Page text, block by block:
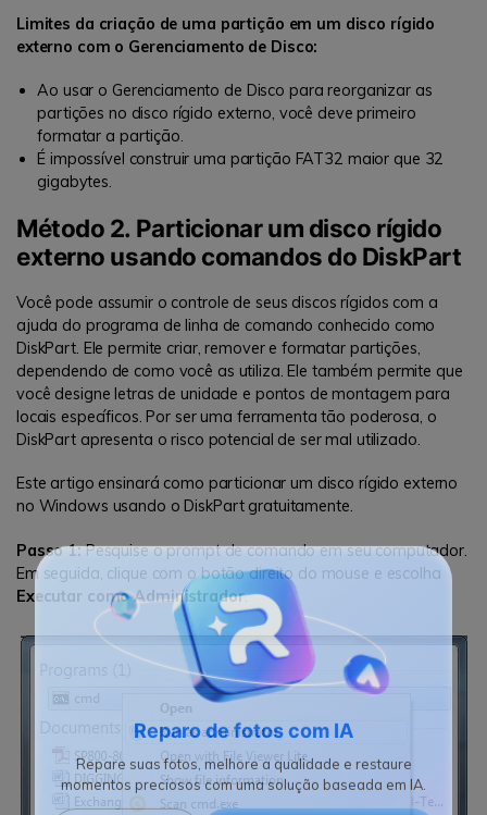
Reparo de fotos com IA
Repare suas fotos, melhore a qualidade e restaure
momentos preciosos com uma solução baseada em IA.
Limites da criação de uma partição em um disco rígido
externo com o Gerenciamento de Disco:
Ao usar o Gerenciamento de Disco para reorganizar as
partições no disco rígido externo, você deve primeiro
formatar a partição.
É impossível construir uma partição FAT32 maior que 32
gigabytes.
Método 2. Particionar um disco rígido
externo usando comandos do DiskPart
Você pode assumir o controle de seus discos rígidos com a
ajuda do programa de linha de comando conhecido como
DiskPart. Ele permite criar, remover e formatar partições,
dependendo de como você as utiliza. Ele também permite que
você designe letras de unidade e pontos de montagem para
locais específicos. Por ser uma ferramenta tão poderosa, o
DiskPart apresenta o risco potencial de ser mal utilizado.
Este artigo ensinará como particionar um disco rígido externo
no Windows usando o DiskPart gratuitamente.
Passo 1:Pesquise o prompt de comando em seu computador.
Em seguida, clique com o botão direito do mouse e escolha
Executar como Administrador.